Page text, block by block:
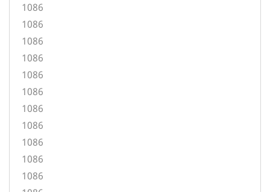
1086
1086
1086
1086
1086
1086
1086
1086
1086
1086
1086